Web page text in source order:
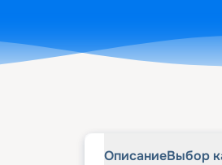
ОписаниеВыбор